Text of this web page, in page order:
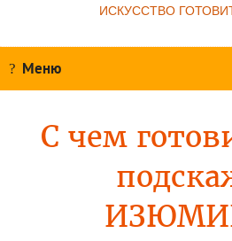
ИСКУССТВО
Меню
С чем